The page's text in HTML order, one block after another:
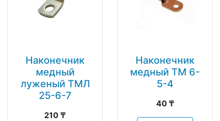
Наконечник
медный
луженый ТМЛ
25-6-7
210 ₸
Наконечник
медный ТМ 6-
5-4
40 ₸